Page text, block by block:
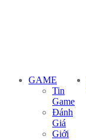
GAME
Tin
Game
Đánh
Giá
Giới